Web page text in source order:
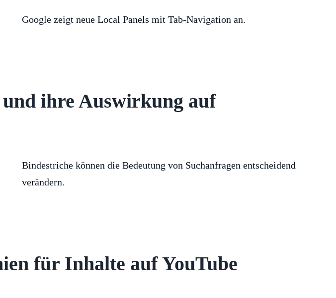
Google zeigt neue Local Panels mit Tab-Navigation an.
ihre Auswirkung auf
Bindestriche können die Bedeutung von Suchanfragen entscheidend
verändern.
für Inhalte auf YouTube